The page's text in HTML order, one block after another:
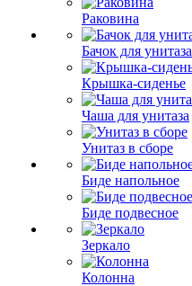
Раковина
Бачок для унитаза
Крышка-сиденье
Чаша для унитаза
Унитаз в сборе
Биде напольное
Биде подвесное
Зеркало
Колонна